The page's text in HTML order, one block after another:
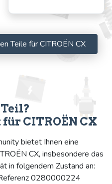
Teile für CITROËN CX
CITROËN CX
bietet Ihnen eine
CX, insbesondere das
in folgendem Zustand an:
0280000224